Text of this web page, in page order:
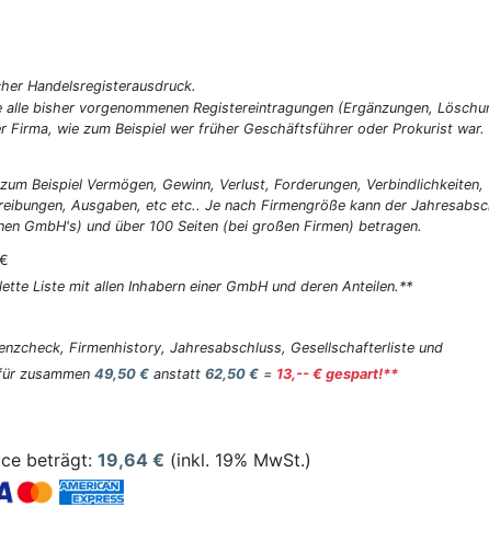
Handelsregisterausdruck.
bisher vorgenommenen Registereintragungen (Ergänzungen,
Firma, wie zum Beispiel wer früher Geschäftsführer oder Prokurist war.
Beispiel Vermögen, Gewinn, Verlust, Forderungen, Verbindlichkeiten,
Ausgaben, etc etc.. Je nach Firmengröße kann der
GmbH's) und über 100 Seiten (bei großen Firmen) betragen.
Liste mit allen Inhabern einer GmbH und deren Anteilen.**
Firmenhistory, Jahresabschluss, Gesellschafterliste und
zusammen 49,50 € anstatt 62,50 € = 13,-- € gespart!**
beträgt: 19,64 € (inkl. 19% MwSt.)